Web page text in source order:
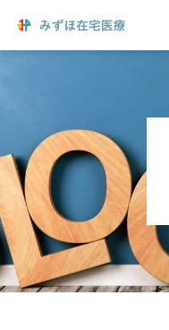
在宅医療について
院長からのごあいさつ
訪問リハビリ
医療機関の方へ